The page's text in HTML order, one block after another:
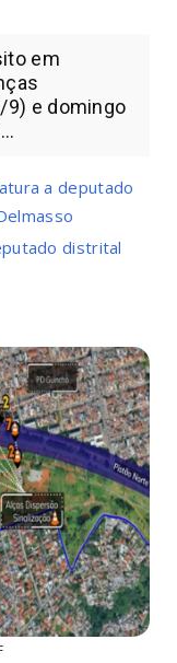
em
9) e domingo
a deputado
distrital